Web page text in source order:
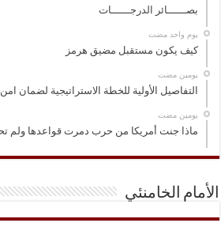
بصــــــائر الدرجــــــات
‏يوم واحد مضت
كيف يكون مستقبل مضيق هرمز
‏يومين مضت
التفاصيل الأولية للخطة الاستراتيجية لضمان
‏يومين مضت
ماذا جنت أمريكا من حرب دمرت قواعدها ولم
الأمام الخامنئي